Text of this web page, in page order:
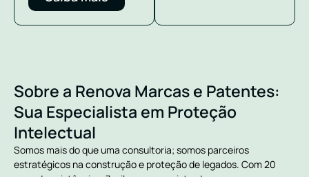
Sobre a Renova Marcas e Patentes:
Sua Especialista em Proteção
Intelectual
Somos mais do que uma consultoria; somos parceiros
estratégicos na construção e proteção de legados. Com 20